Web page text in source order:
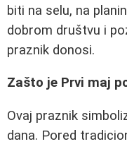
biti na selu, na
dobrom društvu i
praznik donosi.
Zašto je Prvi maj
Ovaj praznik
dana. Pored